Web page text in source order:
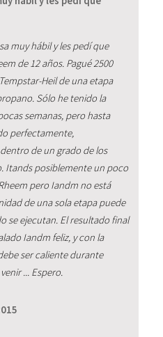
muy hábil y les pedí que
de 12 años. Pagué 2500
Heil de una etapa
Sólo he tenido la
semanas, pero hasta
perfectamente,
de un grado de los
Itands posiblemente un poco
pero Iandm no está
de una sola etapa puede
se ejecutan. El resultado final
Iandm feliz, y con la
ser caliente durante
... Espero.